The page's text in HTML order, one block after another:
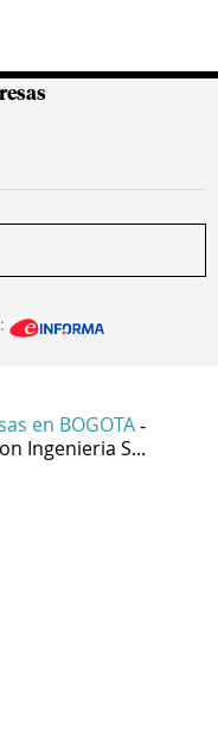
en BOGOTA -
Ingenieria S...